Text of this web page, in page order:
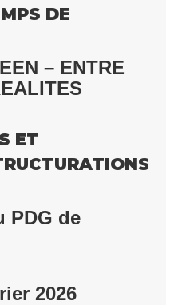
DE
– ENTRE
ET
PDG de
2026